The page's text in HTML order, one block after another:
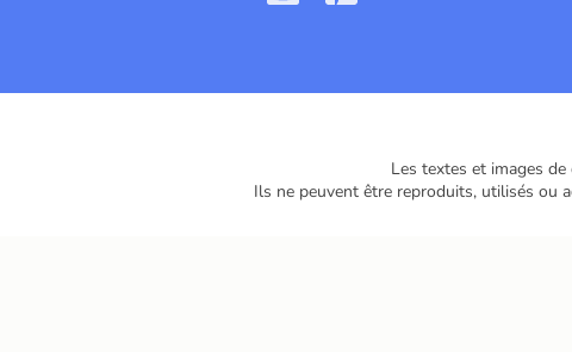
Les textes et images
Ils ne peuvent être reproduits, utilisés ou